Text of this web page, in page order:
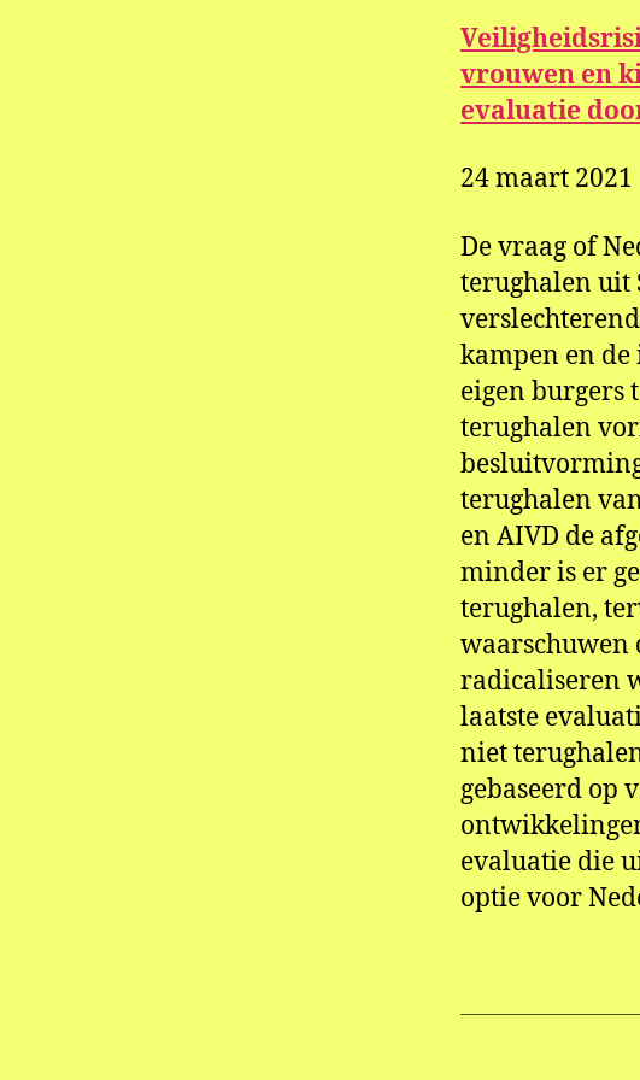
vrouwen en
evaluatie
24 maart 2021
De vraag of
terughalen uit
kampen en
eigen burgers
terughalen
terughalen
en AIVD de
minder is er
terughalen,
waarschuwen
radicaliseren
laatste
niet
gebaseerd op
evaluatie die
optie voor